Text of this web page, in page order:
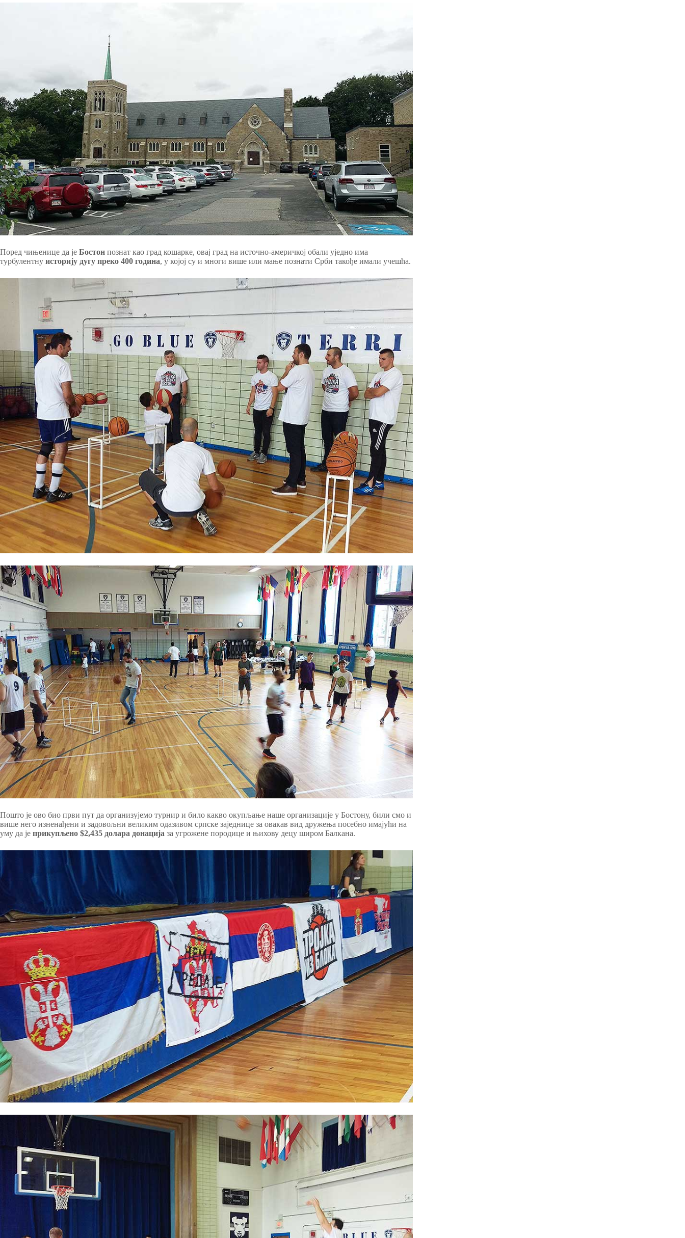
Поред чињенице да је Бостон познат као град кошарке, овај град на источно-америчкој обали уједно има
турбулентну историју дугу преко 400 година, у којој су и многи више или мање познати Срби такође имали учешћа.
Пошто је ово био први пут да организујемо турнир и било какво окупљање наше организације у Бостону, били смо и
више него изненађени и задовољни великим одазивом српске заједнице за овакав вид дружења посебно имајући на
уму да је прикупљено $2,435 долара донација за угрожене породице и њихову децу широм Балкана.